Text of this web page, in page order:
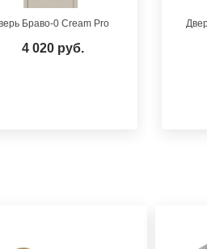
Браво-0 Cream Pro
4 020 руб.